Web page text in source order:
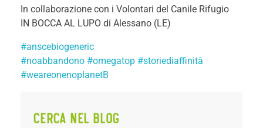
In collaborazione con i Volontari del Canile Rifugio
IN BOCCA AL LUPO di Alessano (LE)
#anscebiogeneric
#noabbandono #omegatop #storiediaffinità
#weareonenoplanetB
Cerca nel Blog